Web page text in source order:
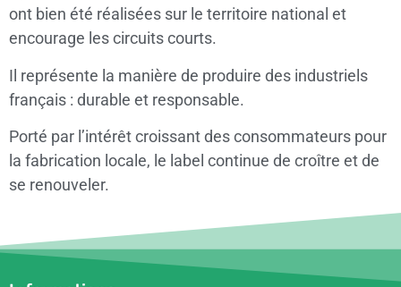
ont bien été réalisées sur le territoire national et
encourage les circuits courts.
Il représente la manière de produire des industriels
français : durable et responsable.
Porté par l’intérêt croissant des consommateurs pour
la fabrication locale, le label continue de croître et de
se renouveler.